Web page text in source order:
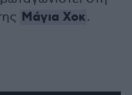
Μάγια Χοκ.